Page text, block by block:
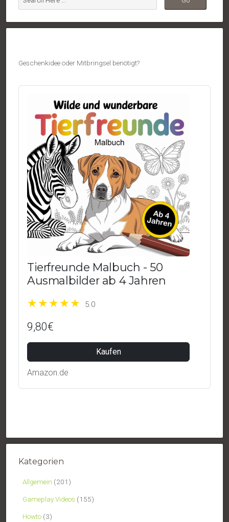
Geschenkidee oder Mitbringsel benötigt?
Tierfreunde Malbuch - 50
Ausmalbilder ab 4 Jahren
5.0
9,80€
Kaufen
Amazon.de
Kategorien
Allgemein (201)
Gameplay Videos (155)
Howto (3)